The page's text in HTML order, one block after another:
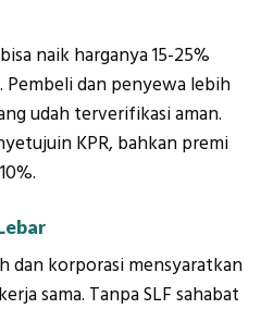
naik harganya 15-25%
Pembeli dan penyewa lebih
udah terverifikasi aman.
KPR, bahkan premi
dan korporasi mensyaratkan
sama. Tanpa SLF sahabat